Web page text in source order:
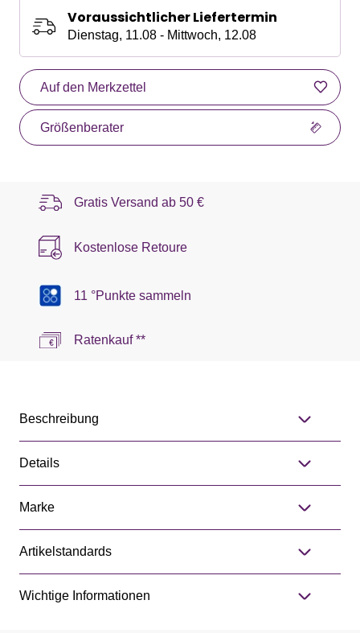
Voraussichtlicher Liefertermin
Dienstag, 11.08 - Mittwoch, 12.08
Auf den Merkzettel
Größenberater
Gratis Versand ab 50 €
Kostenlose Retoure
11 °Punkte sammeln
Ratenkauf **
Beschreibung
Details
Marke
Artikelstandards
Wichtige Informationen